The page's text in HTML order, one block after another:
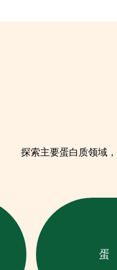
探索主要蛋白质领域
蛋